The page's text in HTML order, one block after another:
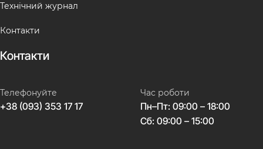
Технічний журнал
Контакти
Контакти
Телефонуйте
+38 (093) 353 17 17
Час роботи
Пн–Пт: 09:00 – 18:00
Сб: 09:00 – 15:00